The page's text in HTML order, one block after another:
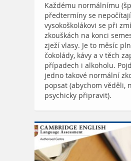
Každému normálnímu
předtermíny se
vysokoškolákovi se při
zkouškách na konci
zježí vlasy. Je to měsíc
čokolády, kávy a v těch
případech i alkoholu.
jedno takové normální
popsat (abychom věděli,
psychicky připravit).